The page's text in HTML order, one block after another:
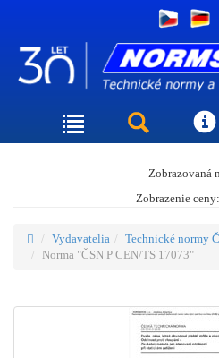
Zobrazovaná
Zobrazenie ceny:
Vydavatelia
Technické normy
Norma "ČSN P CEN/TS 17073"